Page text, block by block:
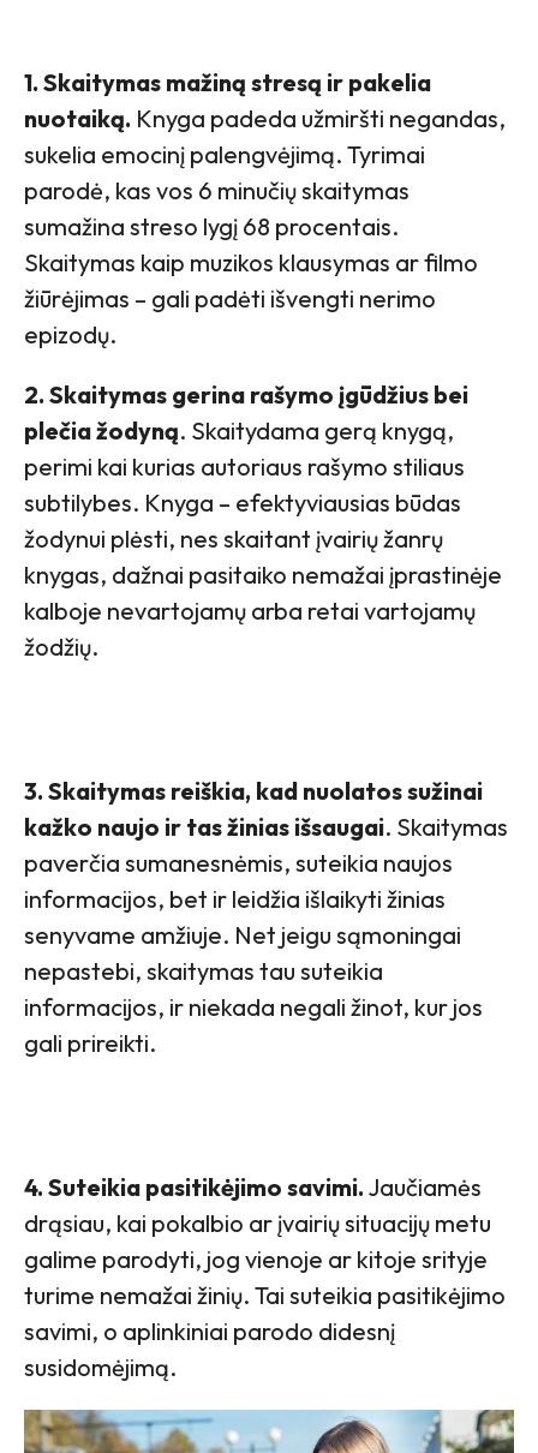
1. Skaitymas mažiną stresą ir pakelia
nuotaiką. Knyga padeda užmiršti negandas,
sukelia emocinį palengvėjimą. Tyrimai
parodė, kas vos 6 minučių skaitymas
sumažina streso lygį 68 procentais.
Skaitymas kaip muzikos klausymas ar filmo
žiūrėjimas – gali padėti išvengti nerimo
epizodų.
2. Skaitymas gerina rašymo įgūdžius bei
plečia žodyną. Skaitydama gerą knygą,
perimi kai kurias autoriaus rašymo stiliaus
subtilybes. Knyga – efektyviausias būdas
žodynui plėsti, nes skaitant įvairių žanrų
knygas, dažnai pasitaiko nemažai įprastinėje
kalboje nevartojamų arba retai vartojamų
žodžių.
3. Skaitymas reiškia, kad nuolatos sužinai
kažko naujo ir tas žinias išsaugai. Skaitymas
paverčia sumanesnėmis, suteikia naujos
informacijos, bet ir leidžia išlaikyti žinias
senyvame amžiuje. Net jeigu sąmoningai
nepastebi, skaitymas tau suteikia
informacijos, ir niekada negali žinot, kur jos
gali prireikti.
4. Suteikia pasitikėjimo savimi. Jaučiamės
drąsiau, kai pokalbio ar įvairių situacijų metu
galime parodyti, jog vienoje ar kitoje srityje
turime nemažai žinių. Tai suteikia pasitikėjimo
savimi, o aplinkiniai parodo didesnį
susidomėjimą.